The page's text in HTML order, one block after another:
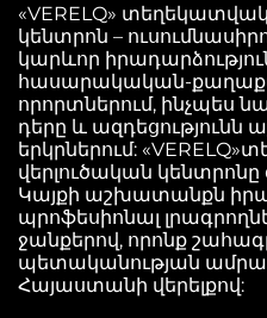
«VERELQ»
կենտրոն –
կարևոր
հասարակական-
որորտներում, ինչպես
դերը և
երկրներում:
վերլուծական կենտրոնը
Կայքի աշխատանքն
պրոֆեսիոնալ
ջանքերով, որոնք
պետականության
Հայաստանի վերելքով: